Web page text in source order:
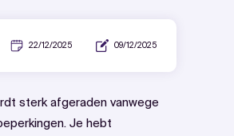
22/12/2025 09/12/2025
sterk afgeraden vanwege
Je hebt